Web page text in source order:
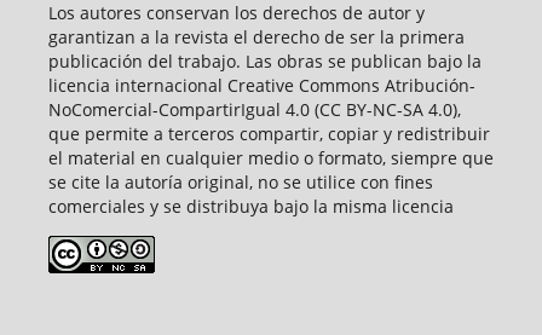
Los autores conservan los derechos de autor y
garantizan a la revista el derecho de ser la primera
publicación del trabajo. Las obras se publican bajo la
licencia internacional Creative Commons Atribución-
NoComercial-CompartirIgual 4.0 (CC BY-NC-SA 4.0),
que permite a terceros compartir, copiar y redistribuir
el material en cualquier medio o formato, siempre que
se cite la autoría original, no se utilice con fines
comerciales y se distribuya bajo la misma licencia